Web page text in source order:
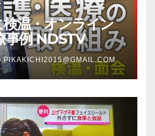
温・オンライン
事例 NDSTV
PIKAKICHI2015@GMAIL.COM